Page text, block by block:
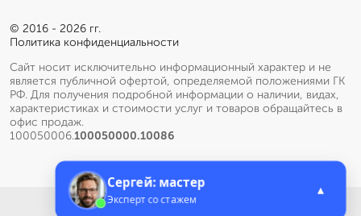
© 2016 - 2026 гг.
Политика конфиденциальности
Сайт носит исключительно информационный характер и не
является публичной офертой, определяемой положениями ГК
РФ. Для получения подробной информации о наличии, видах,
характеристиках и стоимости услуг и товаров обращайтесь в
офис продаж.
100050006.100050000.10086
Меню
Сергей: мастер
Эксперт со стажем
▲